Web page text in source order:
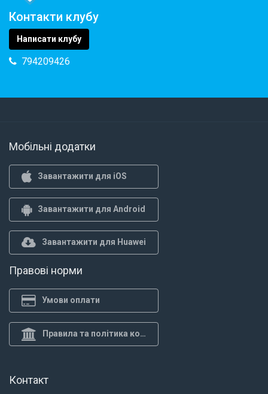
Контакти клубу
Написати клубу
794209426
Мобільні додатки
Завантажити для iOS
Завантажити для Android
Завантажити для Huawei
Правові норми
Умови оплати
Правила та політика конф.
Контакт